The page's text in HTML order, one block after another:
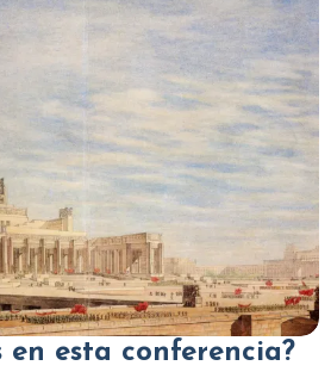
en esta conferencia?